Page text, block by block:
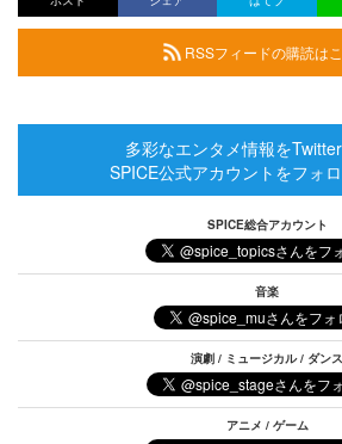
RSSフィードの購読は
多彩なエンタメ情報を
SPICE公式アカウントをフォ
SPICE総合アカウント
音楽
演劇 / ミュージカル / ダンス
アニメ / ゲーム